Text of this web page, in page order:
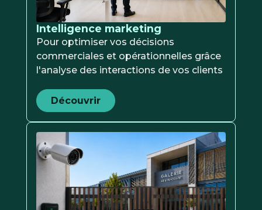
Intelligence marketing
Pour optimiser vos décisions
commerciales et opérationnelles grâce
l'analyse des interactions de vos clients
Découvrir